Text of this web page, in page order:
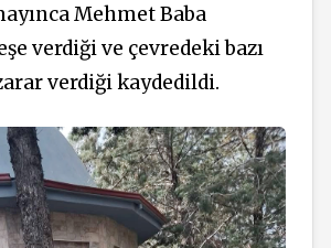
Mehmet Baba
verdiği ve çevredeki bazı
verdiği kaydedildi.